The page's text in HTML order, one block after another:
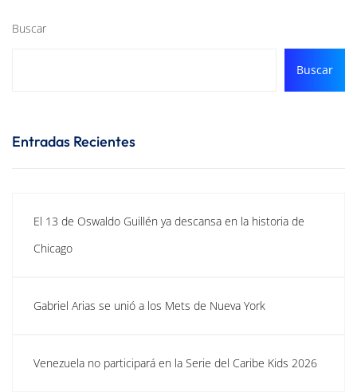
Buscar
Buscar
Entradas Recientes
El 13 de Oswaldo Guillén ya descansa en la historia de
Chicago
Gabriel Arias se unió a los Mets de Nueva York
Venezuela no participará en la Serie del Caribe Kids 2026